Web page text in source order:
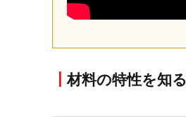
┃材料の特性を知る